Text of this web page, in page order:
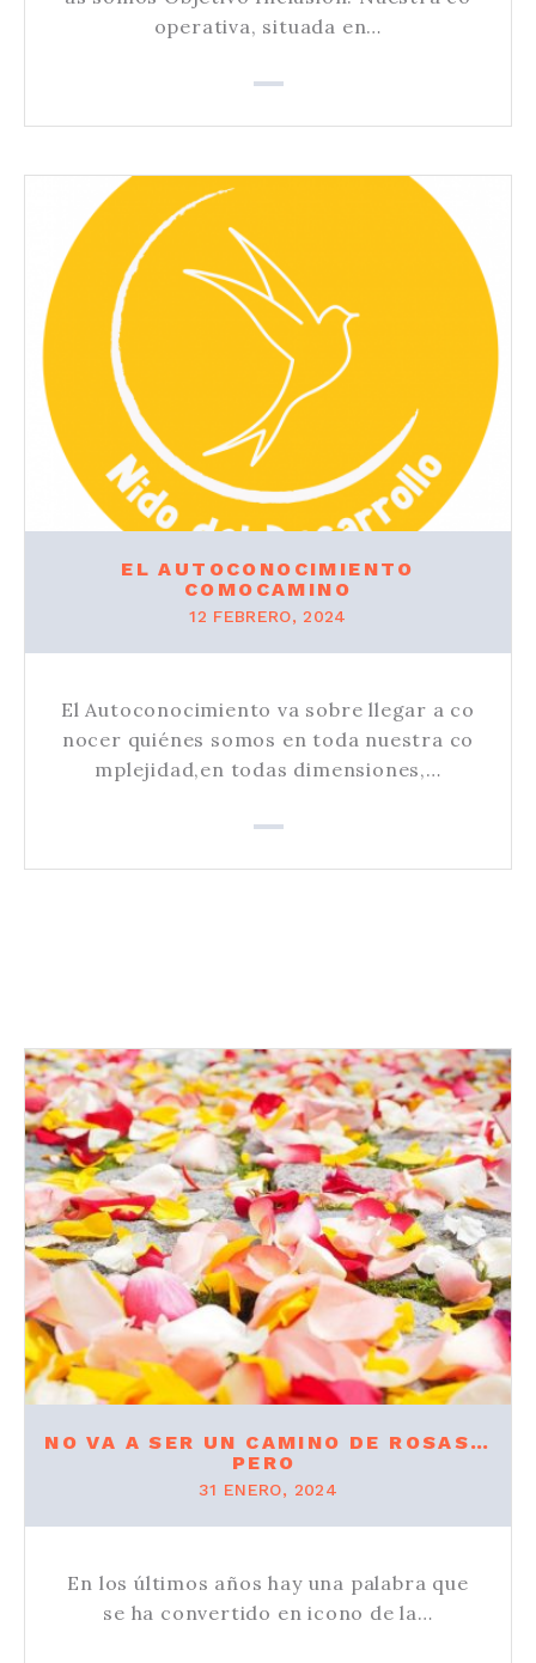
operativa, situada en…
EL AUTOCONOCIMIENTO
COMOCAMINO
12 FEBRERO, 2024
El Autoconocimiento va sobre llegar a co
nocer quiénes somos en toda nuestra co
mplejidad,en todas dimensiones,…
NO VA A SER UN CAMINO DE ROSAS…
PERO
31 ENERO, 2024
En los últimos años hay una palabra que
se ha convertido en icono de la…